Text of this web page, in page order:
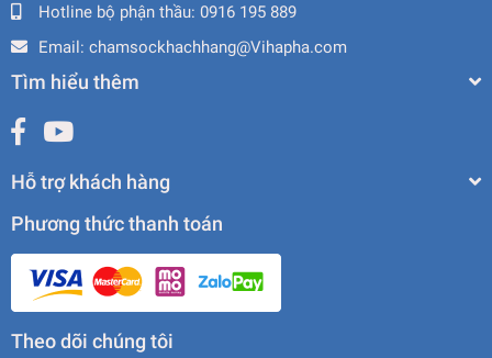
Hotline bộ phận thầu: 0916 195 889
Email: chamsockhachhang@Vihapha.com
Tìm hiểu thêm
Hỗ trợ khách hàng
Phương thức thanh toán
Theo dõi chúng tôi